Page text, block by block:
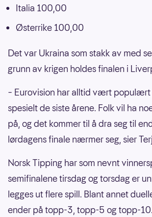
Italia 100,00
Østerrike 100,00
Det var Ukraina som stakk av med
grunn av krigen holdes finalen i
– Eurovision har alltid vært populært
spesielt de siste årene. Folk vil ha
på, og det kommer til å dra seg til
lørdagens finale nærmer seg, sier
Norsk Tipping har som nevnt
semifinalene tirsdag og torsdag er
legges ut flere spill. Blant annet
ender på topp-3, topp-5 og topp-10.